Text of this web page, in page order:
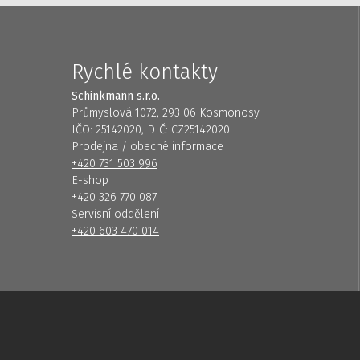
Rychlé kontakty
Schinkmann s.r.o.
Průmyslová 1072, 293 06 Kosmonosy
IČO: 25142020, DIČ: CZ25142020
Prodejna / obecné informace
+420 731 503 996
E-shop
+420 326 770 087
Servisní oddělení
+420 603 470 014